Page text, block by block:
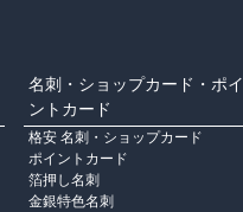
名刺・ショップカード・ポイ
ントカード
格安 名刺・ショップカード
ポイントカード
箔押し名刺
金銀特色名刺